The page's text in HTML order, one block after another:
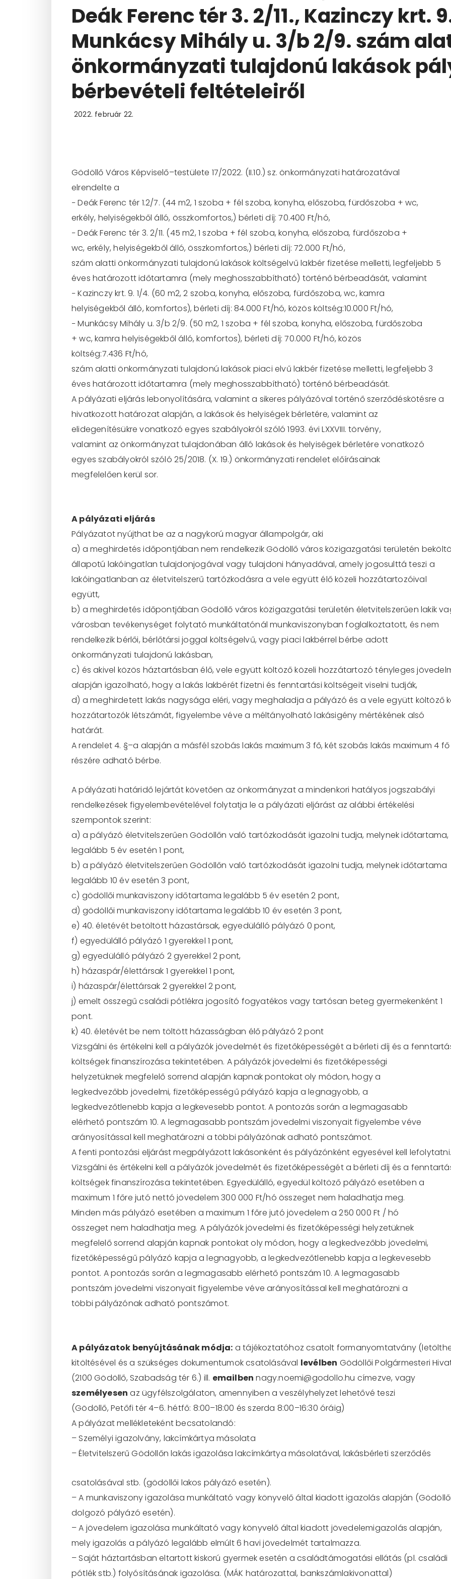
Deák Ferenc tér 3. 2/11., Kazinczy krt.
Munkácsy Mihály u. 3/b 2/9. szám
önkormányzati tulajdonú lakások
bérbevételi feltételeiről
2022. február 22.
Gödöllő Város Képviselő–testülete 17/2022. (II.10.) sz. önkormányzati határozatával
elrendelte a
−Deák Ferenc tér 1.2/7. (44 m2, 1 szoba + fél szoba, konyha, előszoba, fürdőszoba + wc,
erkély, helyiségekből álló, összkomfortos,) bérleti díj: 70.400 Ft/hó,
−Deák Ferenc tér 3. 2/11. (45 m2, 1 szoba + fél szoba, konyha, előszoba, fürdőszoba +
wc, erkély, helyiségekből álló, összkomfortos,) bérleti díj: 72.000 Ft/hó,
szám alatti önkormányzati tulajdonú lakások költségelvű lakbér fizetése melletti, legfeljebb 5
éves határozott időtartamra (mely meghosszabbítható) történő bérbeadását, valamint
−Kazinczy krt. 9. 1/4. (60 m2, 2 szoba, konyha, előszoba, fürdőszoba, wc, kamra
helyiségekből álló, komfortos), bérleti díj: 84.000 Ft/hó, közös költség:10.000 Ft/hó,
−Munkácsy Mihály u. 3/b 2/9. (50 m2, 1 szoba + fél szoba, konyha, előszoba, fürdőszoba
+ wc, kamra helyiségekből álló, komfortos), bérleti díj: 70.000 Ft/hó, közös
költség:7.436 Ft/hó,
szám alatti önkormányzati tulajdonú lakások piaci elvű lakbér fizetése melletti, legfeljebb 3
éves határozott időtartamra (mely meghosszabbítható) történő bérbeadását.
Apályázati eljárás lebonyolítására, valamint a sikeres pályázóval történő szerződéskötésre a
hivatkozotthatározatalapján, a lakásokés helyiségekbérletére, valamintaz
elidegenítésükre vonatkozó egyes szabályokról szóló 1993. évi LXXVIII. törvény,
valamint az önkormányzat tulajdonában álló lakások és helyiségek bérletére vonatkozó
egyes szabályokról szóló 25/2018. (X. 19.) önkormányzati rendeletelőírásainak
megfelelően kerül sor.
A pályázati eljárás
Pályázatot nyújthat be az a nagykorú magyar állampolgár, aki
a) a meghirdetés időpontjában nem rendelkezik Gödöllő város közigazgatási területén
állapotú lakóingatlan tulajdonjogával vagy tulajdoni hányadával, amely jogosulttá teszi a
lakóingatlanban az életvitelszerű tartózkodásra a vele együtt élő közeli hozzátartozóival
együtt,
b) a meghirdetés időpontjában Gödöllő város közigazgatási területén életvitelszerűen lakik
városban tevékenységet folytató munkáltatónál munkaviszonyban foglalkoztatott, és nem
rendelkezikbérlői, bérlőtársi joggal költségelvű, vagypiaci lakbérrel bérbe adott
önkormányzati tulajdonú lakásban,
c) és akivel közös háztartásban élő, vele együtt költöző közeli hozzátartozó tényleges
alapján igazolható, hogy a lakás lakbérét fizetni és fenntartási költségeit viselni tudják,
d) a meghirdetett lakás nagysága eléri, vagy meghaladja a pályázó és a vele együtt költöző
hozzátartozók létszámát, figyelembe véve a méltányolható lakásigény mértékének alsó
határát.
A rendelet 4. §–a alapján a másfél szobás lakás maximum 3 fő, kétszobás lakás maximum 4 fő
részére adható bérbe.
A pályázati határidő lejártát követően az önkormányzat a mindenkori hatályos jogszabályi
rendelkezések figyelembevételével folytatja le a pályázati eljárást az alábbi értékelési
szempontok szerint:
a) a pályázó életvitelszerűen Gödöllőn való tartózkodását igazolni tudja, melynek időtartama,
legalább 5 év esetén 1 pont,
b) a pályázó életvitelszerűen Gödöllőn való tartózkodását igazolni tudja, melynek időtartama
legalább 10 év esetén 3 pont,
c) gödöllői munkaviszony időtartama legalább 5 év esetén 2 pont,
d) gödöllői munkaviszony időtartama legalább 10 év esetén 3 pont,
e) 40. életévét betöltött házastársak, egyedülálló pályázó 0 pont,
f) egyedülálló pályázó 1 gyerekkel 1 pont,
g) egyedülálló pályázó 2 gyerekkel 2 pont,
h) házaspár/élettársak 1 gyerekkel 1 pont,
i) házaspár/élettársak 2 gyerekkel 2 pont,
j) emelt összegű családi pótlékra jogosító fogyatékos vagy tartósan beteg gyermekenként 1
pont.
k) 40. életévét be nem töltött házasságban élő pályázó 2 pont
Vizsgálni és értékelni kell a pályázók jövedelmét és fizetőképességét a bérleti díj és a fennta
költségekfinanszírozása tekintetében. Apályázókjövedelmi és fizetőképességi
helyzetüknek megfelelő sorrend alapján kapnakpontokatoly módon, hogya
legkedvezőbb jövedelmi, fizetőképességű pályázó kapja a legnagyobb, a
legkedvezőtlenebb kapja a legkevesebb pontot. A pontozás során a legmagasabb
elérhető pontszám 10. A legmagasabb pontszám jövedelmi viszonyait figyelembe véve
arányosítással kell meghatározni a többi pályázónak adható pontszámot.
A fenti pontozási eljárást megpályázott lakásonkéntés pályázónként egyesével kell
Vizsgálni és értékelni kell a pályázók jövedelmét és fizetőképességét a bérleti díj és a
költségek finanszírozása tekintetében. Egyedülálló, egyedül költöző pályázó esetében a
maximum 1 főre jutó nettó jövedelem 300 000 Ft/hó összeget nem haladhatja meg.
Minden más pályázó esetében a maximum 1 főre jutó jövedelem a 250 000 Ft / hó
összeget nem haladhatja meg. A pályázók jövedelmi és fizetőképességi helyzetüknek
megfelelő sorrend alapján kapnak pontokat oly módon, hogy a legkedvezőbb jövedelmi,
fizetőképességű pályázó kapja a legnagyobb, a legkedvezőtlenebb kapja a legkevesebb
pontot. A pontozás során a legmagasabb elérhető pontszám 10. A legmagasabb
pontszám jövedelmi viszonyait figyelembe véve arányosítással kell meghatározni a
többi pályázónak adható pontszámot.
A pályázatok benyújtásának módja: a tájékoztatóhoz csatolt formanyomtatvány
kitöltésével ésa szükséges dokumentumok csatolásával levélben Gödöllői Polgármesteri
(2100 Gödöllő, Szabadság tér 6.) ill. emailben nagy.noemi@godollo.hu címezve, vagy
személyesen az ügyfélszolgálaton, amennyiben a veszélyhelyzetlehetővé teszi
(Gödöllő, Petőfi tér 4–6. hétfő: 8:00–18:00 és szerda 8:00–16:30 óráig)
A pályázat mellékleteként becsatolandó:
– Személyi igazolvány, lakcímkártya másolata
–Életvitelszerű Gödöllőn lakás igazolása lakcímkártya másolatával, lakásbérleti szerződés
csatolásával stb. (gödöllői lakos pályázó esetén).
–A munkaviszony igazolása munkáltató vagy könyvelő által kiadott igazolás alapján
dolgozó pályázó esetén).
–A jövedelem igazolása munkáltató vagy könyvelő által kiadott jövedelemigazolás alapján,
mely igazolás a pályázó legalább elmúlt 6 havi jövedelmét tartalmazza.
– Saját háztartásban eltartott kiskorú gyermek esetén a családtámogatási ellátás (pl. családi
pótlék stb.) folyósításának igazolása. (MÁK határozattal, bankszámlakivonattal)